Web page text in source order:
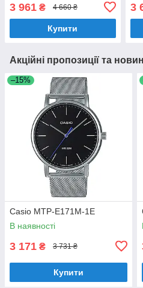
3 961 ₴ 4 660 ₴
Купити
3
Акційні пропозиції та
–15%
Casio MTP-E171M-1E
В наявності
3 171 ₴ 3 731 ₴
Купити